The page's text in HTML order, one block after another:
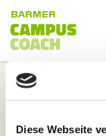
Diese Webseite
Login